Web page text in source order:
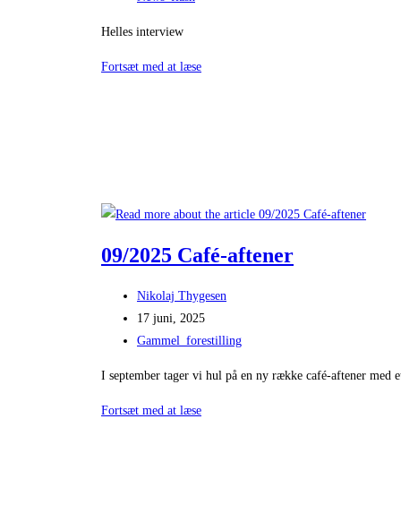
Helles interview
Fortsæt med at læseHelle
09/2025 Café-aftener
Post
author:
Nikolaj Thygesen
Post
published:
17 juni, 2025
Post
Gammel_forestilling
I september tager vi hul på en ny række café-aftener
Fortsæt med at læse09/2025